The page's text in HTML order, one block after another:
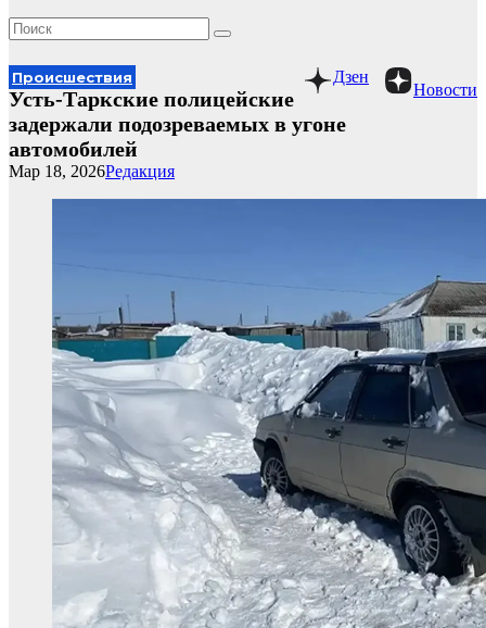
Новости
Дзен
Происшествия
Усть-Таркские полицейские
задержали подозреваемых в угоне
автомобилей
Редакция
Мар 18, 2026